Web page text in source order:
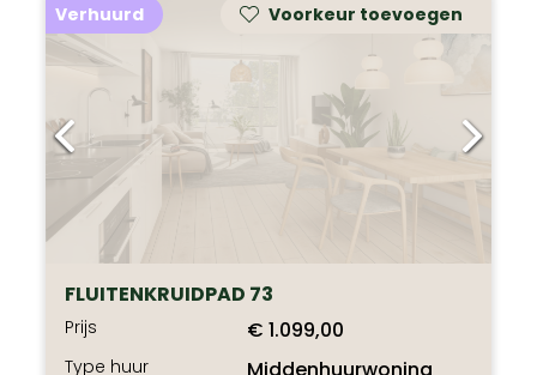
Voorkeur toevoegen
Verhuurd
FLUITENKRUIDPAD 73
Prijs € 1.099,00
Type huur Middenhuurwoning